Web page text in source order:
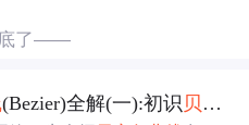
了——
(Bezier)全解(一):初识 贝塞尔曲线